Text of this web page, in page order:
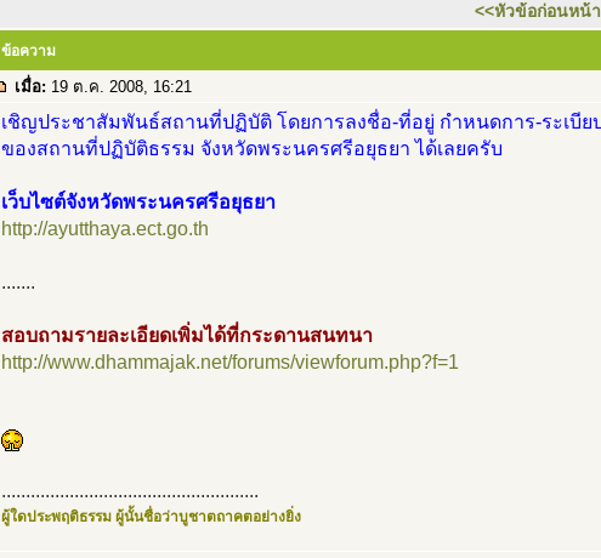
<<หัวข้อก่อนหน้า
ข้อความ
เมื่อ: 19 ต.ค. 2008, 16:21
เชิญประชาสัมพันธ์สถานที่ปฏิบัติ โดยการลงชื่อ-ที่อยู่ กำหนดการ-ระเบีย
ของสถานที่ปฏิบัติธรรม จังหวัดพระนครศรีอยุธยา ได้เลยครับ
เว็บไซต์จังหวัดพระนครศรีอยุธยา
http://ayutthaya.ect.go.th
.......
สอบถามรายละเอียดเพิ่มได้ที่กระดานสนทนา
http://www.dhammajak.net/forums/viewforum.php?f=1
.....................................................
ผู้ใดประพฤติธรรม ผู้นั้นชื่อว่าบูชาตถาคตอย่างยิ่ง